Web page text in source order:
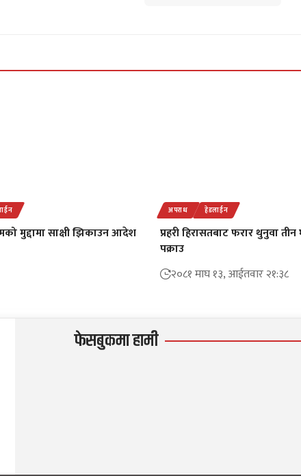
मुद्दामा साक्षी झिकाउन आदेश
अपराध हेडलाईन
प्रहरी हिरासतबाट फरार थुनुवा
पक्राउ
२०८१ माघ १३, आईतवार २१:३८
फेसबुकमा हामी